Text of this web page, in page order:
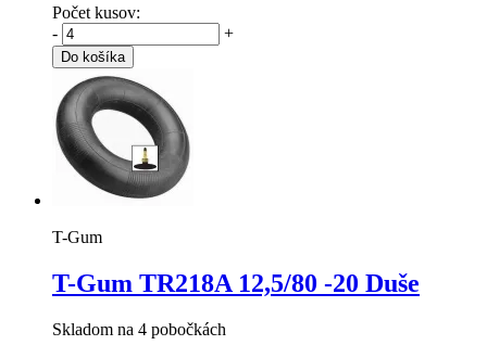
Počet kusov:
-
+
Do košíka
T-Gum
T-Gum TR218A 12,5/80 -20 Duše
Skladom na 4 pobočkách